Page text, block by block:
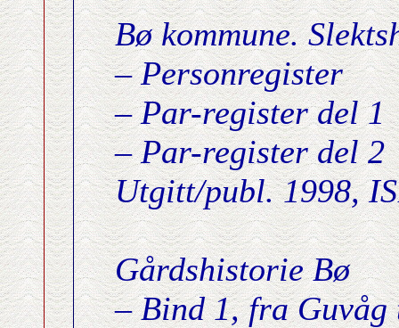
Bø kommune.
– Personregister
– Par-register del 1
– Par-register del 2
Utgitt/publ. 1998,
Gårdshistorie Bø
– Bind 1, fra